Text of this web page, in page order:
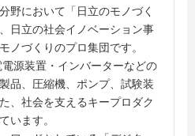
野において「日立のモノづく
日立の社会イノベーション事
ノづくりのプロ集団です。
源装置・インバーターなどの
品、圧縮機、ポンプ、試験装
、社会を支えるキープロダク
います。